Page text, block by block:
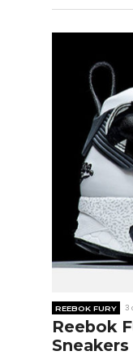
REEBOK FURY 3
Reebok
Sneakers